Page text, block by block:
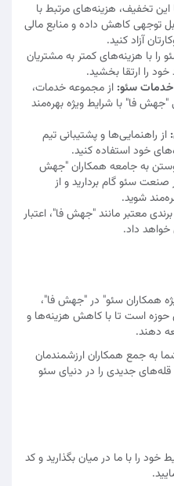
این تخفیف، هزینه‌های مرتبط با
توجهی کاهش داده و منابع مالی
آزاد کنید.
را با هزینه‌های کمتر به مشتریان
را ارتقا بخشید.
سئو: از مجموعه خدمات،
فا" با شرایط ویژه بهره‌مند
از راهنمایی‌ها و پشتیبانی تیم
خود استفاده کنید.
به جامعه همکاران "جهش
سئو گام بردارید و از
شوید.
معتبر مانند "جهش فا"، اعتبار
خواهد داد.
همکاری دائمی 30% ویژه همکاران سئو" در "جهش فا"،
حوزه است تا با کاهش هزینه‌ها و
دهند.
به جمع همکاران ارزشمندمان
جدیدی را در دنیای سئو
خود را با ما در میان بگذارید و کد